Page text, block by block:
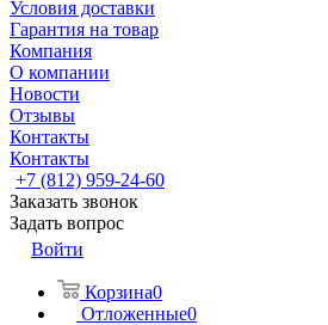
Условия доставки
Гарантия на товар
Компания
О компании
Новости
Отзывы
Контакты
Контакты
+7 (812) 959-24-60
Заказать звонок
Задать вопрос
Войти
Корзина0
Отложенные0